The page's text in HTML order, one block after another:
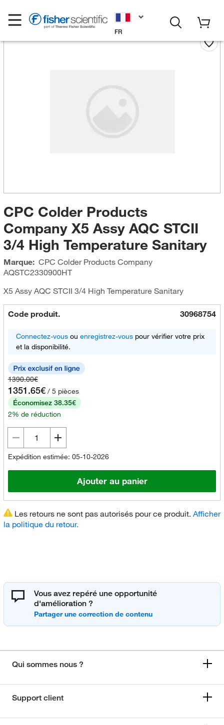
FR
CPC Colder Products
Company X5 Assy AQC STCII
3/4 High Temperature Sanitary
Marque: CPC Colder Products Company
AQSTC2330900HT
X5 Assy AQC STCII 3/4 High Temperature Sanitary
Code produit. 30968754
Connectez-vousou enregistrez-vouspour vérifier votre prix
et la disponibilité.
1390.00€
1351.65€ / 5 pièces
Économisez 38.35€
2% de réduction
Expédition estimée: 05-10-2026
Ajouter au panier
Les retours ne sont pas autorisés pour ce produit. Afficher
la politique du retour.
Vous avez repéré une opportunité
d'amélioration ?
Qui sommes nous ?
Support client